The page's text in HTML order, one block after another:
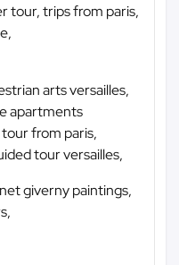
tour, trips from paris,
arts versailles,
apartments
from paris,
tour versailles,
giverny paintings,